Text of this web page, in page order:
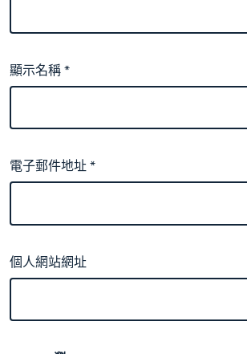
顯示名稱*
電子郵件地址*
個人網站網址